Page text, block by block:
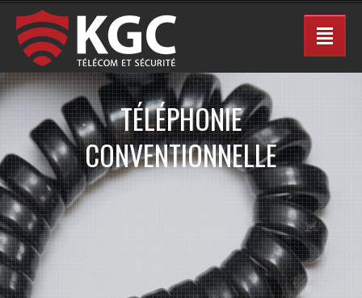
TÉLÉPHONIE
CONVENTIONNELLE